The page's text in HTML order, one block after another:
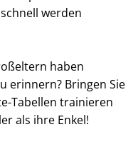
werden
haben
erinnern? Bringen Sie
Tabellen trainieren
als ihre Enkel!